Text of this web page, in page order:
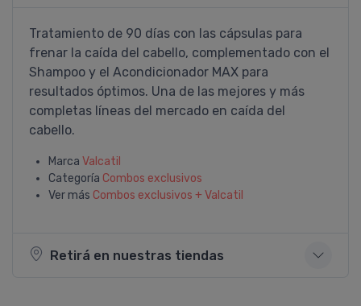
Tratamiento de 90 dí­as con las cápsulas para
frenar la caí­da del cabello, complementado con el
Shampoo y el Acondicionador MAX para
resultados óptimos. Una de las mejores y más
completas lí­neas del mercado en caí­da del
cabello.
Marca Valcatil
Categoría Combos exclusivos
Ver más Combos exclusivos + Valcatil
Retirá en nuestras tiendas